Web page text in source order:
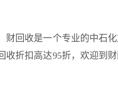
回收是一个专业的中石化
折扣高达95折，欢迎到